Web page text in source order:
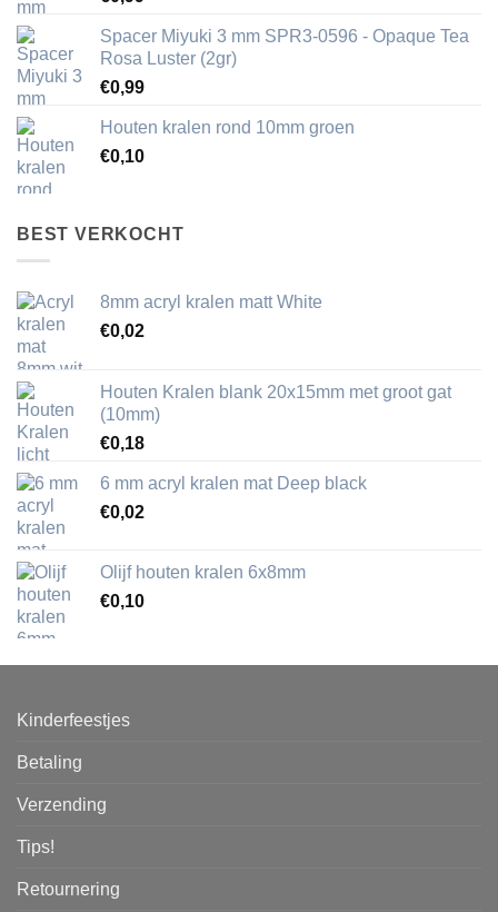
Spacer Miyuki 3 mm SPR3-0596 - Opaque Tea
Rosa Luster (2gr)
€0,99
Houten kralen rond 10mm groen
€0,10
BEST VERKOCHT
8mm acryl kralen matt White
€0,02
Houten Kralen blank 20x15mm met groot gat
(10mm)
€0,18
6 mm acryl kralen mat Deep black
€0,02
Olijf houten kralen 6x8mm
€0,10
Kinderfeestjes
Betaling
Verzending
Tips!
Retournering